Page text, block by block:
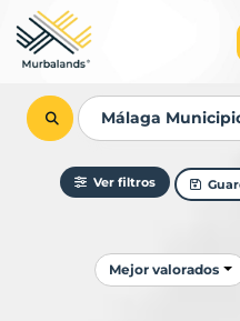
Ver filtros
Ordenar resultados
Mejor valorados